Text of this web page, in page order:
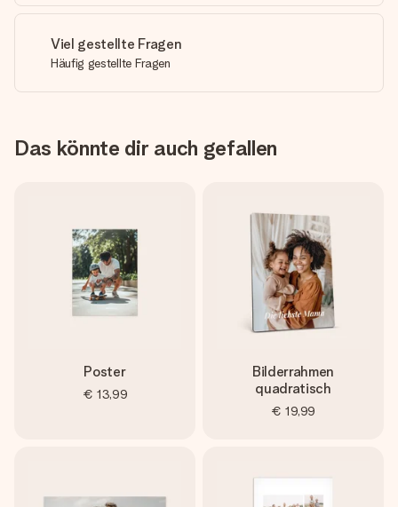
Viel gestellte Fragen
Häufig gestellte Fragen
Das könnte dir auch gefallen
Poster
€ 13,99
Bilderrahmen
quadratisch
€ 19,99